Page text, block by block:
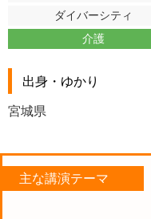
ダイバーシティ
介護
出身・ゆかり
宮城県
主な講演テーマ